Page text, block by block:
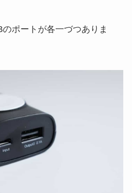
ポートが各一づつありま